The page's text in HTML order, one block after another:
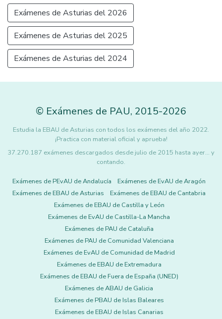
Exámenes de Asturias del 2026
Exámenes de Asturias del 2025
Exámenes de Asturias del 2024
© Exámenes de PAU, 2015-2026
Estudia la EBAU de Asturias con todos los exámenes del año 2022.
¡Practica con material oficial y aprueba!
37.270.187 exámenes descargados desde julio de 2015 hasta ayer... y
contando.
Exámenes de PEvAU de Andalucía
Exámenes de EvAU de Aragón
Exámenes de EBAU de Asturias
Exámenes de EBAU de Cantabria
Exámenes de EBAU de Castilla y León
Exámenes de EvAU de Castilla-La Mancha
Exámenes de PAU de Cataluña
Exámenes de PAU de Comunidad Valenciana
Exámenes de EvAU de Comunidad de Madrid
Exámenes de EBAU de Extremadura
Exámenes de EBAU de Fuera de España (UNED)
Exámenes de ABAU de Galicia
Exámenes de PBAU de Islas Baleares
Exámenes de EBAU de Islas Canarias